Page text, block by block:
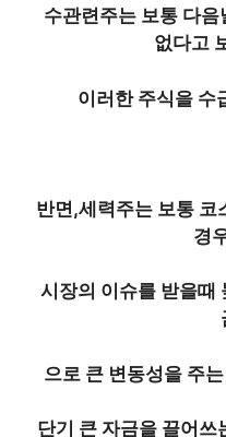
수관련주는 보통 다
없다고
이러한 주식을 수
반면,세력주는 보통 코
경
시장의 이슈를 받을때
으로 큰 변동성을 주
단기 큰 자금을 끌어쓰